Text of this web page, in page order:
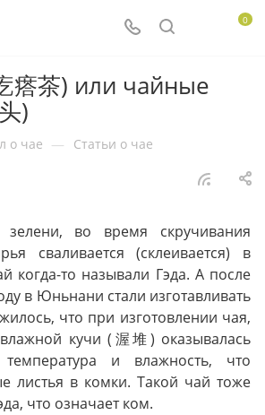
0
瘩茶) или чайные
)
о чае — Статьи о чае
зелени, во время скручивания
сваливается (склеивается) в
когда-то называли Гэда. А после
в Юньнани стали изготавливать
что при изготовлении чая,
кучи (渥堆) оказывалась
и влажность, что
листья в комки. Такой чай тоже
что означает ком.